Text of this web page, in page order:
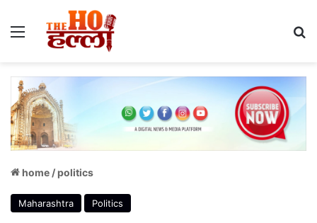
Menu
home /politics
Maharashtra Politics